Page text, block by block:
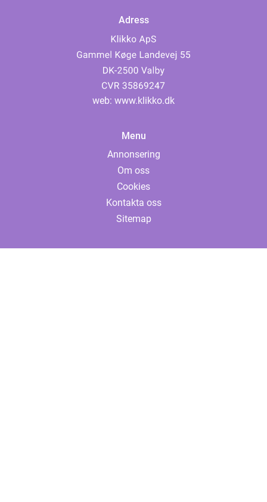
Adress
web: www.klikko.dk
Menu
Annonsering
Om oss
Cookies
Kontakta oss
Sitemap